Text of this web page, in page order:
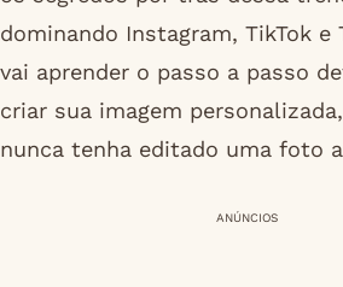
dominando Instagram, TikTok e
vai aprender o passo a passo
criar sua imagem
nunca tenha editado uma foto
ANÚNCIOS